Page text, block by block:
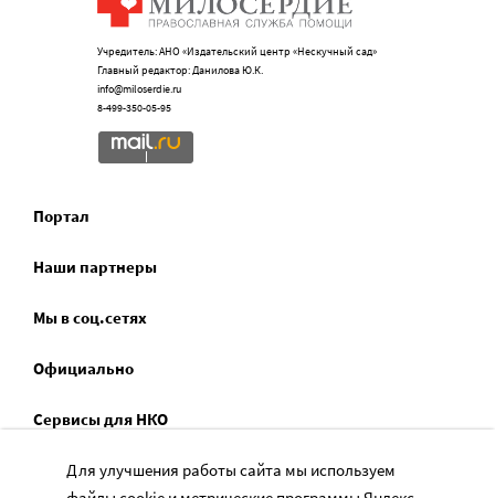
Учредитель: АНО «Издательский центр «Нескучный сад»
Главный редактор: Данилова Ю.К.
info@miloserdie.ru
8-499-350-05-95
Портал
Наши партнеры
Мы в соц.сетях
Официально
Сервисы для НКО
Спецпроекты
Для улучшения работы сайта мы используем